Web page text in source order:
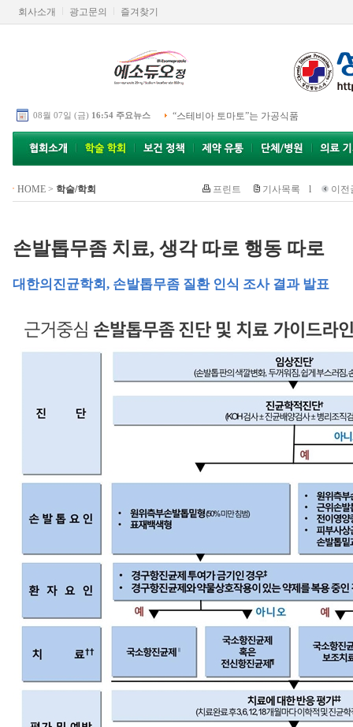
회사소개 광고문의 즐겨찾기
08월 07일 (금) 16:54 주요뉴스 “스테비아 토마토”는 가공식품
HOME> 학술/학회 프린트 기사목록 l 이전
손발톱무좀 치료, 생각 따로 행동 따로
대한의진균학회, 손발톱무좀 질환 인식 조사 결과 발표